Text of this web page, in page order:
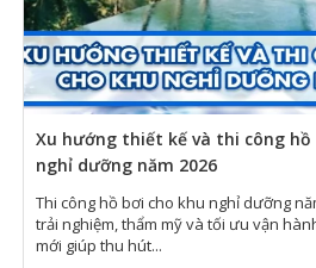
Xu hướng thiết kế và thi công hồ
nghỉ dưỡng năm 2026
Thi công hồ bơi cho khu nghỉ dưỡng
trải nghiệm, thẩm mỹ và tối ưu vận
mới giúp thu hút...